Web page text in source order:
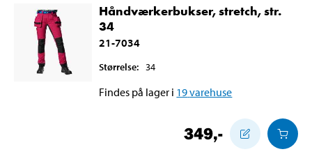
Håndværkerbukser, stretch, str.
34
21-7034
Størrelse: 34
Findes på lager i 19varehuse
349,-